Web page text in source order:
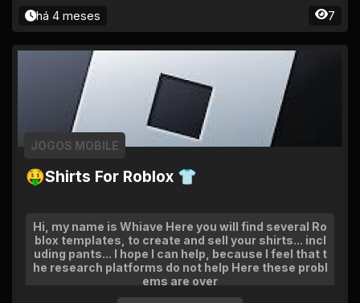
há 4 meses 7
🤑Shirts For Roblox 👕
JOGOS MOBILE
Hi, my name is Whiave Here you will find several Ro
blox templates, to create and sell your shirts... incl
uding pants... I hope I can help, because I feel that t
he research platforms do not help Here these probl
ems are over